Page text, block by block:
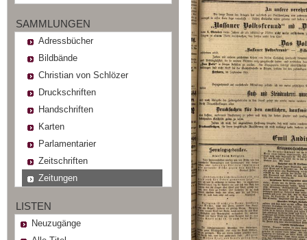
SAMMLUNGEN
Adressbücher
Bildbände
Christian von Schlözer
Druckschriften
Handschriften
Karten
Parlamentarier
Zeitschriften
Zeitungen
LISTEN
Neuzugänge